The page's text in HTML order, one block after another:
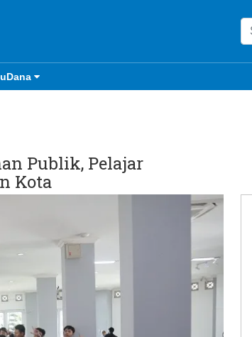
Kami di:
Publik, Pelajar
Kota